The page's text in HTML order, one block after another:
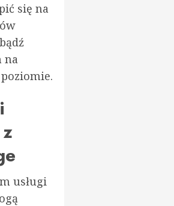
się na
na
usługi